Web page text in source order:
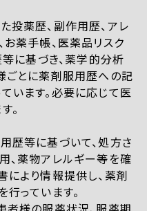
投薬歴、副作用歴、アレ
薬手帳、医薬品リスク
に基づき、薬学的分析
ごとに薬剤服用歴への記
います。必要に応じて医
。
歴等に基づいて、処方さ
、薬物アレルギー等を確
により情報提供し、薬剤
っています。